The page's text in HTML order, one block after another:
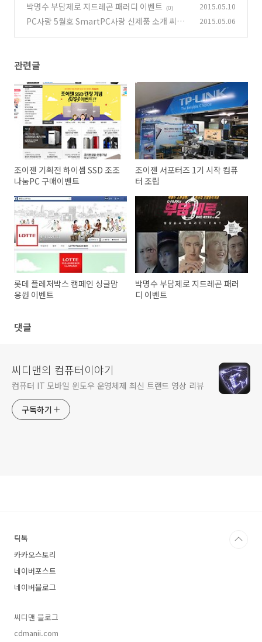
박명수 부담제로 지드레곤 패러디 이벤트 (0) 2015.05.10
PC사랑 5월호 SmartPC사랑 신제품 소개 씨디
2015.05.06
관련글
조이젠 기획전 하이셈 SSD 조조
나눔PC 구매이벤트
조이젠 서포터즈 1기 시작 컴퓨
터 조립
롯데 플레저박스 캠페인 싱글맘
응원 이벤트
박명수 부담제로 지드레곤 패러
디 이벤트
댓글
씨디맨의 컴퓨터이야기
컴퓨터 IT 모바일 윈도우 운영체제 최신 트랜드 영상 리뷰
구독하기
틱톡
카카오스토리
네이버포스트
네이버블로그
씨디맨 블로그
cdmanii.com